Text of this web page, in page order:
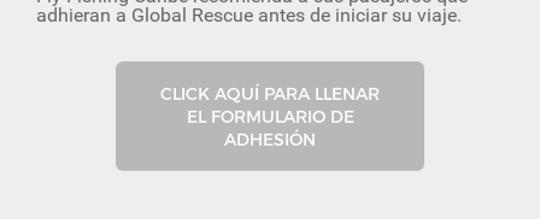
adhieran a Global Rescue antes de iniciar su viaje.
CLICK AQUÍ PARA LLENAR
EL FORMULARIO DE
ADHESIÓN